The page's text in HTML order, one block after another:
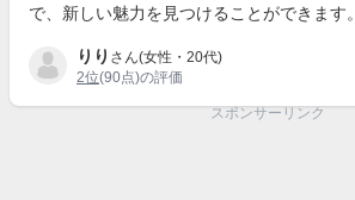
で、新しい魅力を見つけることができます。
りり さん(女性・20代)
2位(90点)の評価
スポンサーリンク